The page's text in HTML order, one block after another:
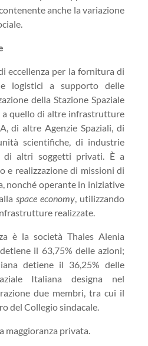
anche la variazione
eccellenza per la fornitura di
logistici a supporto delle
della Stazione Spaziale
a quello di altre infrastrutture
di altre Agenzie Spaziali, di
scientifiche, di industrie
di altri soggetti privati. È a
e realizzazione di missioni di
nonché operante in iniziative
space economy, utilizzando
realizzate.
è la società Thales Alenia
il 63,75% delle azioni;
detiene il 36,25% delle
Italiana designa nel
due membri, tra cui il
del Collegio sindacale.
a maggioranza privata.